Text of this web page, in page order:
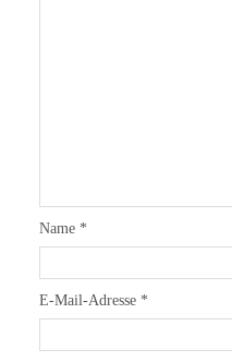
Name *
E-Mail-Adresse *